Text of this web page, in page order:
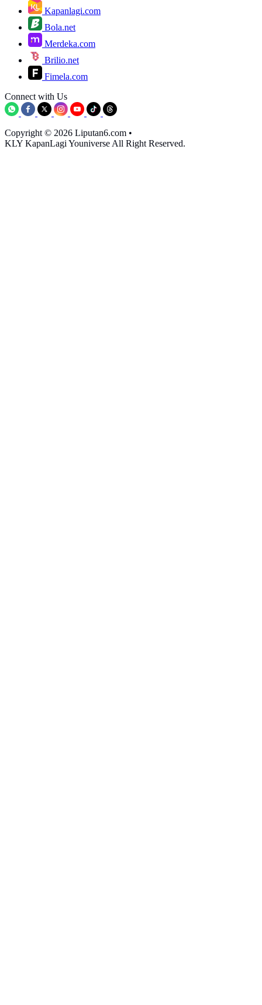
Kapanlagi.com
Bola.net
Merdeka.com
Brilio.net
Fimela.com
Connect with Us
Copyright © 2026 Liputan6.com •
KLY KapanLagi Youniverse All Right Reserved.